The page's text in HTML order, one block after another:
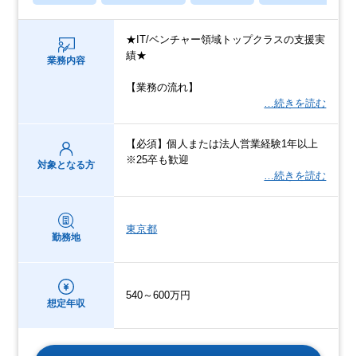
業務内容
★IT/ベンチャー領域トップクラスの支援実
績★
【業務の流れ】
…続きを読む
対象となる方
【必須】個人または法人営業経験1年以上
※25卒も歓迎
…続きを読む
勤務地
東京都
想定年収
540～600万円